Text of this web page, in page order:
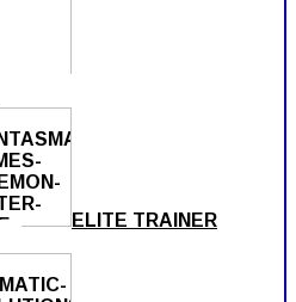
ELITE TRAINER